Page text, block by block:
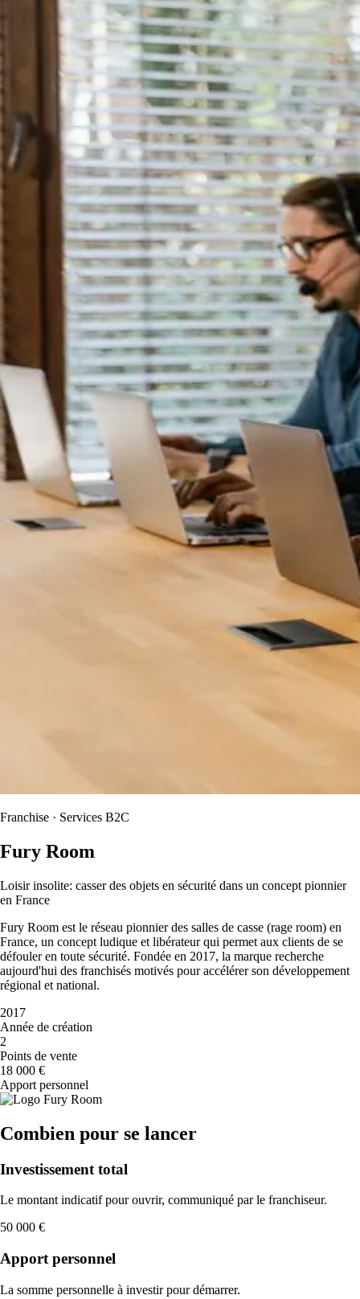
Franchise · Services B2C
Fury Room
Loisir insolite: casser des objets en sécurité dans un concept pionnier
en France
Fury Room est le réseau pionnier des salles de casse (rage room) en
France, un concept ludique et libérateur qui permet aux clients de se
défouler en toute sécurité. Fondée en 2017, la marque recherche
aujourd'hui des franchisés motivés pour accélérer son développement
régional et national.
2017
Année de création
2
Points de vente
18 000 €
Apport personnel
Combien pour se lancer
Investissement total
Le montant indicatif pour ouvrir, communiqué par le franchiseur.
50 000 €
Apport personnel
La somme personnelle à investir pour démarrer.